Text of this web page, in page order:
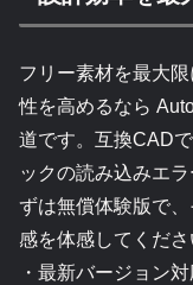
フリー素材を最大
性を高めるなら
道です。互換CAD
ックの読み込みエ
ずは無償体験版で
感を体感してくださ
・最新バージョン